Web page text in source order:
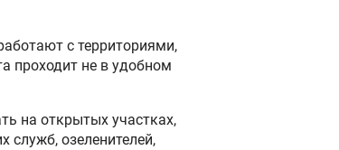
с территориями,
проходит не в удобном
на открытых участках,
служб, озеленителей,